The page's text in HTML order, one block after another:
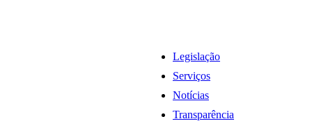
Legislação
Serviços
Notícias
Transparência